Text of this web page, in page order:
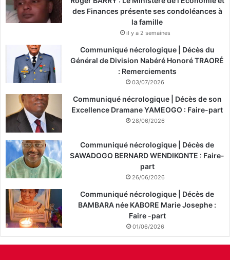
des Finances présente ses condoléances à
la famille
il y a 2 semaines
Communiqué nécrologique | Décès du
Général de Division Nabéré Honoré TRAORÉ
: Remerciements
03/07/2026
Communiqué nécrologique | Décès de son
Excellence Dramane YAMEOGO : Faire-part
28/06/2026
Communiqué nécrologique | Décès de
SAWADOGO BERNARD WENDIKONTE : Faire-
part
26/06/2026
Communiqué nécrologique | Décès de
BAMBARA née KABORE Marie Josephe :
Faire -part
01/06/2026